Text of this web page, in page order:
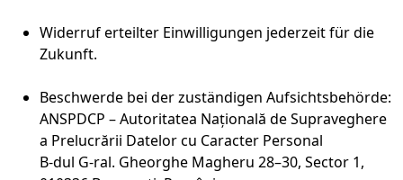
Widerruf erteilter Einwilligungen jederzeit für die
Zukunft.
Beschwerde bei der zuständigen Aufsichtsbehörde:
ANSPDCP – Autoritatea Națională de Supraveghere
a Prelucrării Datelor cu Caracter Personal
B-dul G-ral. Gheorghe Magheru 28–30, Sector 1,